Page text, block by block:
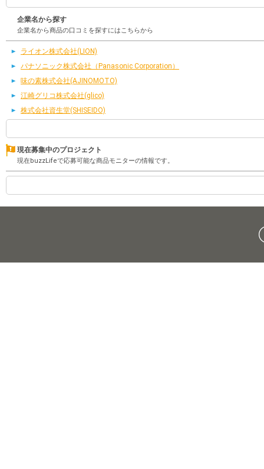
企業名から探す
企業名から商品の口コミを探すにはこちらから
ライオン株式会社(LION)
パナソニック株式会社（Panasonic Corporation）
味の素株式会社(AJINOMOTO)
江崎グリコ株式会社(glico)
株式会社資生堂(SHISEIDO)
現在募集中のプロジェクト
現在buzzLifeで応募可能な商品モニターの情報です。